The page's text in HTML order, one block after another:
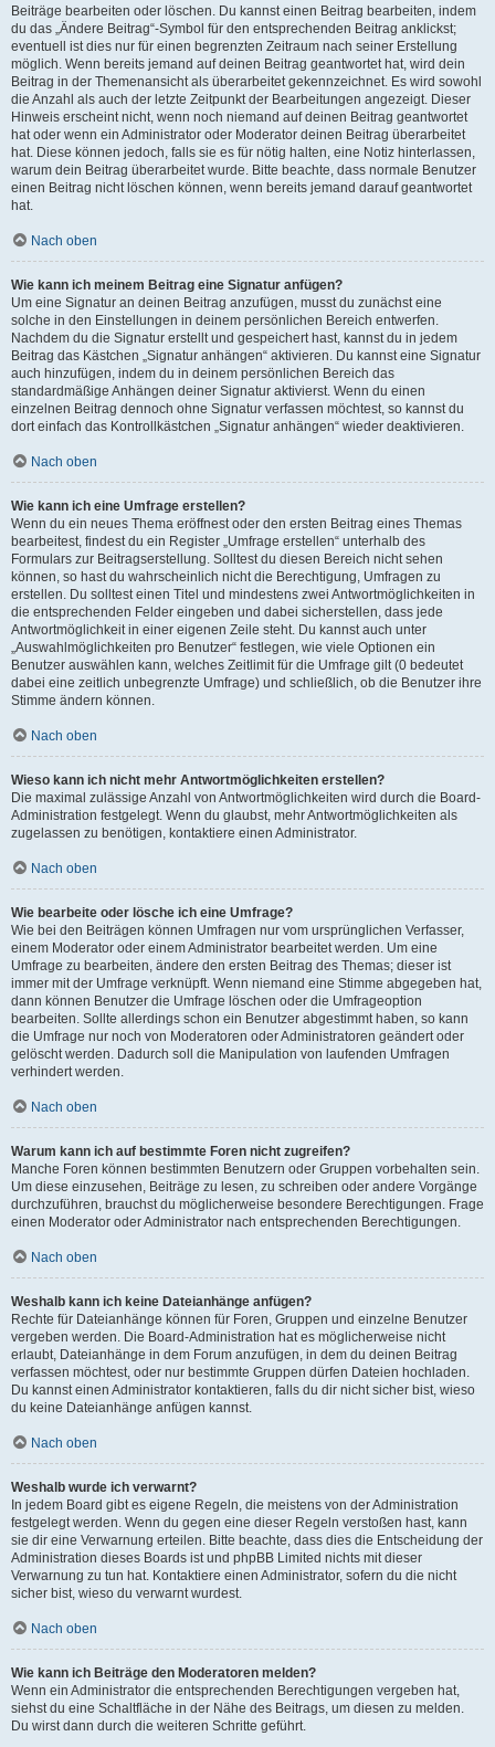
Beiträge bearbeiten oder löschen. Du kannst einen Beitrag bearbeiten, indem
du das „Ändere Beitrag“-Symbol für den entsprechenden Beitrag anklickst;
eventuell ist dies nur für einen begrenzten Zeitraum nach seiner Erstellung
möglich. Wenn bereits jemand auf deinen Beitrag geantwortet hat, wird dein
Beitrag in der Themenansicht als überarbeitet gekennzeichnet. Es wird sowohl
die Anzahl als auch der letzte Zeitpunkt der Bearbeitungen angezeigt. Dieser
Hinweis erscheint nicht, wenn noch niemand auf deinen Beitrag geantwortet
hat oder wenn ein Administrator oder Moderator deinen Beitrag überarbeitet
hat. Diese können jedoch, falls sie es für nötig halten, eine Notiz hinterlassen,
warum dein Beitrag überarbeitet wurde. Bitte beachte, dass normale Benutzer
einen Beitrag nicht löschen können, wenn bereits jemand darauf geantwortet
hat.
Nach oben
Wie kann ich meinem Beitrag eine Signatur anfügen?
Um eine Signatur an deinen Beitrag anzufügen, musst du zunächst eine
solche in den Einstellungen in deinem persönlichen Bereich entwerfen.
Nachdem du die Signatur erstellt und gespeichert hast, kannst du in jedem
Beitrag das Kästchen „Signatur anhängen“ aktivieren. Du kannst eine Signatur
auch hinzufügen, indem du in deinem persönlichen Bereich das
standardmäßige Anhängen deiner Signatur aktivierst. Wenn du einen
einzelnen Beitrag dennoch ohne Signatur verfassen möchtest, so kannst du
dort einfach das Kontrollkästchen „Signatur anhängen“ wieder deaktivieren.
Nach oben
Wie kann ich eine Umfrage erstellen?
Wenn du ein neues Thema eröffnest oder den ersten Beitrag eines Themas
bearbeitest, findest du ein Register „Umfrage erstellen“ unterhalb des
Formulars zur Beitragserstellung. Solltest du diesen Bereich nicht sehen
können, so hast du wahrscheinlich nicht die Berechtigung, Umfragen zu
erstellen. Du solltest einen Titel und mindestens zwei Antwortmöglichkeiten in
die entsprechenden Felder eingeben und dabei sicherstellen, dass jede
Antwortmöglichkeit in einer eigenen Zeile steht. Du kannst auch unter
„Auswahlmöglichkeiten pro Benutzer“ festlegen, wie viele Optionen ein
Benutzer auswählen kann, welches Zeitlimit für die Umfrage gilt (0 bedeutet
dabei eine zeitlich unbegrenzte Umfrage) und schließlich, ob die Benutzer ihre
Stimme ändern können.
Nach oben
Wieso kann ich nicht mehr Antwortmöglichkeiten erstellen?
Die maximal zulässige Anzahl von Antwortmöglichkeiten wird durch die Board-
Administration festgelegt. Wenn du glaubst, mehr Antwortmöglichkeiten als
zugelassen zu benötigen, kontaktiere einen Administrator.
Nach oben
Wie bearbeite oder lösche ich eine Umfrage?
Wie bei den Beiträgen können Umfragen nur vom ursprünglichen Verfasser,
einem Moderator oder einem Administrator bearbeitet werden. Um eine
Umfrage zu bearbeiten, ändere den ersten Beitrag des Themas; dieser ist
immer mit der Umfrage verknüpft. Wenn niemand eine Stimme abgegeben hat,
dann können Benutzer die Umfrage löschen oder die Umfrageoption
bearbeiten. Sollte allerdings schon ein Benutzer abgestimmt haben, so kann
die Umfrage nur noch von Moderatoren oder Administratoren geändert oder
gelöscht werden. Dadurch soll die Manipulation von laufenden Umfragen
verhindert werden.
Nach oben
Warum kann ich auf bestimmte Foren nicht zugreifen?
Manche Foren können bestimmten Benutzern oder Gruppen vorbehalten sein.
Um diese einzusehen, Beiträge zu lesen, zu schreiben oder andere Vorgänge
durchzuführen, brauchst du möglicherweise besondere Berechtigungen. Frage
einen Moderator oder Administrator nach entsprechenden Berechtigungen.
Nach oben
Weshalb kann ich keine Dateianhänge anfügen?
Rechte für Dateianhänge können für Foren, Gruppen und einzelne Benutzer
vergeben werden. Die Board-Administration hat es möglicherweise nicht
erlaubt, Dateianhänge in dem Forum anzufügen, in dem du deinen Beitrag
verfassen möchtest, oder nur bestimmte Gruppen dürfen Dateien hochladen.
Du kannst einen Administrator kontaktieren, falls du dir nicht sicher bist, wieso
du keine Dateianhänge anfügen kannst.
Nach oben
Weshalb wurde ich verwarnt?
In jedem Board gibt es eigene Regeln, die meistens von der Administration
festgelegt werden. Wenn du gegen eine dieser Regeln verstoßen hast, kann
sie dir eine Verwarnung erteilen. Bitte beachte, dass dies die Entscheidung der
Administration dieses Boards ist und phpBB Limited nichts mit dieser
Verwarnung zu tun hat. Kontaktiere einen Administrator, sofern du die nicht
sicher bist, wieso du verwarnt wurdest.
Nach oben
Wie kann ich Beiträge den Moderatoren melden?
Wenn ein Administrator die entsprechenden Berechtigungen vergeben hat,
siehst du eine Schaltfläche in der Nähe des Beitrags, um diesen zu melden.
Du wirst dann durch die weiteren Schritte geführt.